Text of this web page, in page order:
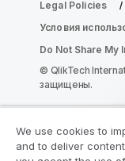
Legal Policies
Условия
Do Not Share My
© QlikTech
защищены.
We use cookies to
and to deliver